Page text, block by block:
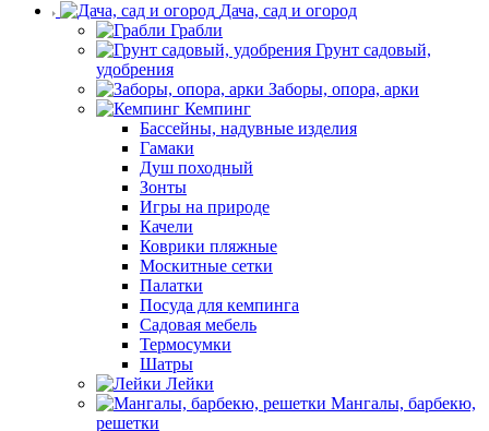
Дача, сад и огород
Грабли
Грунт садовый,
удобрения
Заборы, опора, арки
Кемпинг
Бассейны, надувные изделия
Гамаки
Душ походный
Зонты
Игры на природе
Качели
Коврики пляжные
Москитные сетки
Палатки
Посуда для кемпинга
Садовая мебель
Термосумки
Шатры
Лейки
Мангалы, барбекю,
решетки